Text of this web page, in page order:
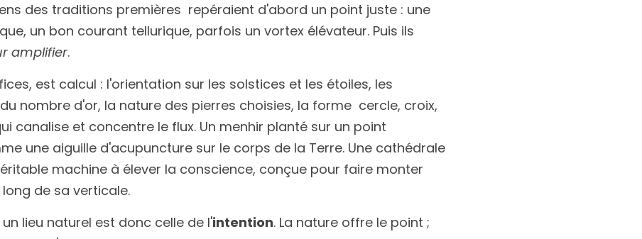
des traditions premières  repéraient d'abord un point juste : une
amplifier.
est calcul : l'orientation sur les solstices et les étoiles, les
nombre d'or, la nature des pierres choisies, la forme  cercle, croix,
canalise et concentre le flux. Un menhir planté sur un point
une aiguille d'acupuncture sur le corps de la Terre. Une cathédrale
machine à élever la conscience, conçue pour faire monter
de sa verticale.
lieu naturel est donc celle de l'intention. La nature offre le point ;